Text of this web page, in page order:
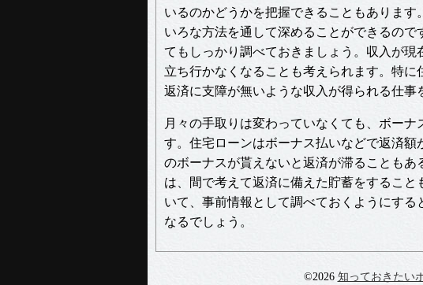
いるのかどうかを把握できることもありま
いろな方法を通して深めることができるの
てもしっかり調べておきましょう。収入が
立ち行かなくなることも考えられます。特に
返済に支障が無いような収入が得られる仕事
月々の手取りは変わっていなくても、ボーナ
す。住宅ローンはボーナス払いなどで返済
のボーナスが貰えないと返済が滞ることも
は、間で考えて返済に備えた貯蓄をするこ
いて、事前情報として調べておくようにする
なるでしょう。
©2026 知っておきたい